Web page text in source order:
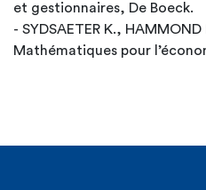
et gestionnaires, De Boeck.
- SYDSAETER K.,